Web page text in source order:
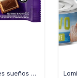
Tableta chocolate tres sueños U663 25GR sin gluten - AZUL